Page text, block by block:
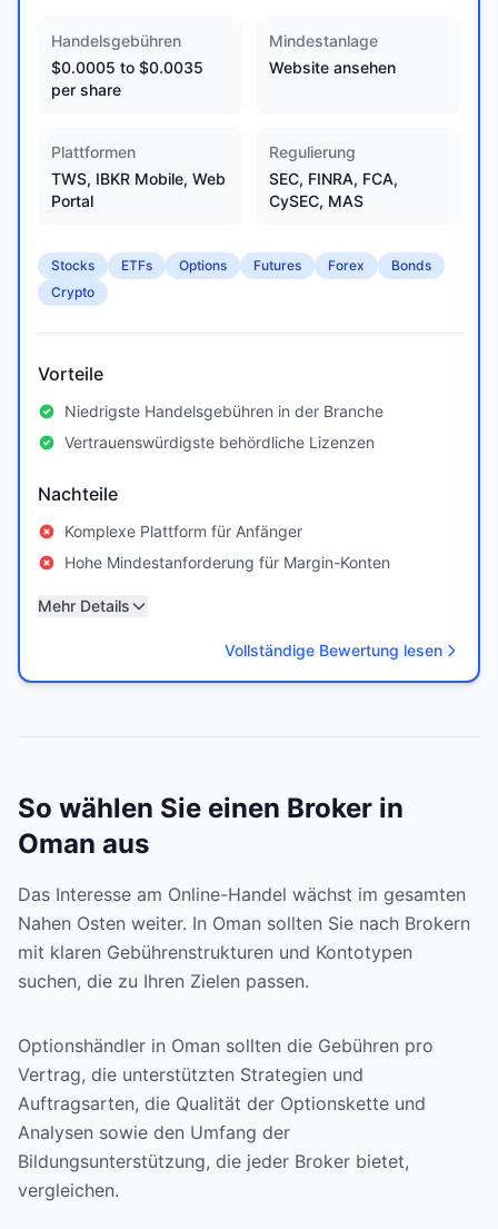
Handelsgebühren
$0.0005 to $0.0035
per share
Mindestanlage
Website ansehen
Plattformen
TWS, IBKR Mobile, Web
Portal
Regulierung
SEC, FINRA, FCA,
CySEC, MAS
Stocks ETFs Options Futures Forex
Bonds
Crypto
Vorteile
Niedrigste Handelsgebühren in der Branche
Vertrauenswürdigste behördliche Lizenzen
Nachteile
Komplexe Plattform für Anfänger
Hohe Mindestanforderung für Margin-Konten
Mehr Details
Vollständige Bewertung lesen
So wählen Sie einen Broker in
Oman aus
Das Interesse am Online-Handel wächst im gesamten
Nahen Osten weiter. In Oman sollten Sie nach Brokern
mit klaren Gebührenstrukturen und Kontotypen
suchen, die zu Ihren Zielen passen.
Optionshändler in Oman sollten die Gebühren pro
Vertrag, die unterstützten Strategien und
Auftragsarten, die Qualität der Optionskette und
Analysen sowie den Umfang der
Bildungsunterstützung, die jeder Broker bietet,
vergleichen.